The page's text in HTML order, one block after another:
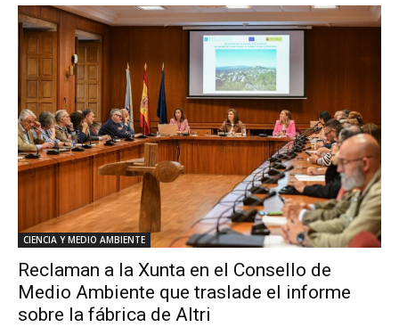
CIENCIA Y MEDIO AMBIENTE
Reclaman a la Xunta en el Consello de
Medio Ambiente que traslade el informe
sobre la fábrica de Altri